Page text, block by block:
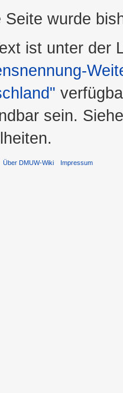
Seite wurde
ist unter der
sein.
Über DMUW-Wiki Impressum